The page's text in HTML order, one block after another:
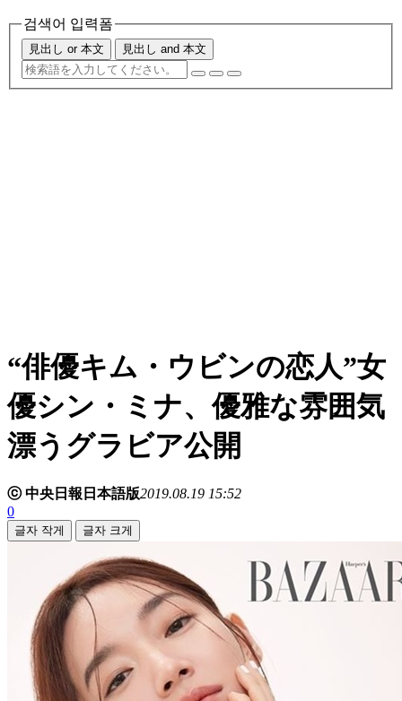
검색어 입력폼
見出し or 本文 見出し and 本文
“俳優キム・ウビンの恋人”女
優シン・ミナ、優雅な雰囲気
漂うグラビア公開
ⓒ 中央日報日本語版2019.08.19 15:52
0
글자 작게 글자 크게